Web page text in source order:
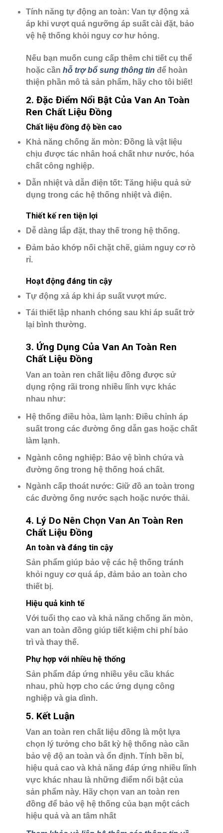
Tính năng tự động an toàn: Van tự động xả
áp khi vượt quá ngưỡng áp suất cài đặt, bảo
vệ hệ thống khỏi nguy cơ hư hỏng.
Nếu bạn muốn cung cấp thêm chi tiết cụ thể
hoặc cần hỗ trợ bổ sung thông tin để hoàn
thiện phần mô tả sản phẩm, hãy cho tôi biết!
2. Đặc Điểm Nổi Bật Của Van An Toàn
Ren Chất Liệu Đồng
Chất liệu đồng độ bền cao
Khả năng chống ăn mòn: Đồng là vật liệu
chịu được tác nhân hoá chất như nước, hóa
chất công nghiệp.
Dẫn nhiệt và dẫn điện tốt: Tăng hiệu quả sử
dụng trong các hệ thống nhiệt và điện.
Thiết kế ren tiện lợi
Dễ dàng lắp đặt, thay thế trong hệ thống.
Đảm bảo khớp nối chặt chẽ, giảm nguy cơ rò
rỉ.
Hoạt động đáng tin cậy
Tự động xả áp khi áp suất vượt mức.
Tái thiết lập nhanh chóng sau khi áp suất trở
lại bình thường.
3. Ứng Dụng Của Van An Toàn Ren
Chất Liệu Đồng
Van an toàn ren chất liệu đồng được sử
dụng rộng rãi trong nhiều lĩnh vực khác
nhau như:
Hệ thống điều hòa, làm lạnh: Điều chỉnh áp
suất trong các đường ống dẫn gas hoặc chất
làm lạnh.
Ngành công nghiệp: Bảo vệ bình chứa và
đường ống trong hệ thống hoá chất.
Ngành cấp thoát nước: Giữ đồ an toàn trong
các đường ống nước sạch hoặc nước thải.
4. Lý Do Nên Chọn Van An Toàn Ren
Chất Liệu Đồng
An toàn và đáng tin cậy
Sản phẩm giúp bảo vệ các hệ thống tránh
khỏi nguy cơ quá áp, đảm bảo an toàn cho
thiết bị.
Hiệu quả kinh tế
Với tuổi thọ cao và khả năng chống ăn mòn,
van an toàn đồng giúp tiết kiệm chi phí bảo
trì và thay thế.
Phự hợp với nhiều hệ thống
Sản phẩm đáp ứng nhiều yêu cầu khác
nhau, phù hợp cho các ứng dụng công
nghiệp và gia dình.
5. Kết Luận
Van an toàn ren chất liệu đồng là một lựa
chọn lý tưởng cho bất kỳ hệ thống nào cần
bảo vệ độ an toàn và ổn định. Tính bền bỉ,
hiệu quả cao và khả năng đáp ứng nhiều lĩnh
vực khác nhau là những điểm nổi bật của
sản phẩm này. Hãy chọn van an toàn ren
đồng để bảo vệ hệ thống của bạn một cách
hiệu quả và an tâm nhất